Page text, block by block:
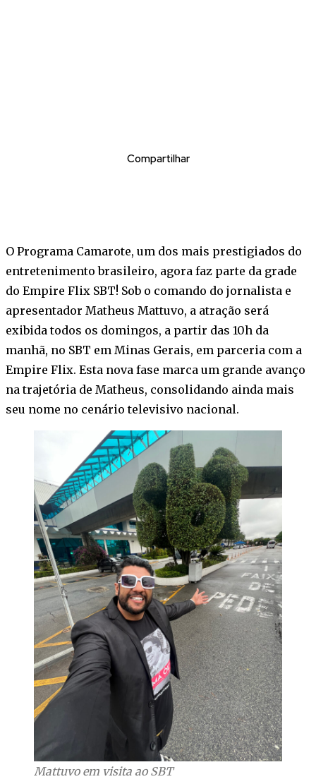
Compartilhar
O Programa Camarote, um dos mais prestigiados do
entretenimento brasileiro, agora faz parte da grade
do Empire Flix SBT! Sob o comando do jornalista e
apresentador Matheus Mattuvo, a atração será
exibida todos os domingos, a partir das 10h da
manhã, no SBT em Minas Gerais, em parceria com a
Empire Flix. Esta nova fase marca um grande avanço
na trajetória de Matheus, consolidando ainda mais
seu nome no cenário televisivo nacional.
Mattuvo em visita ao SBT